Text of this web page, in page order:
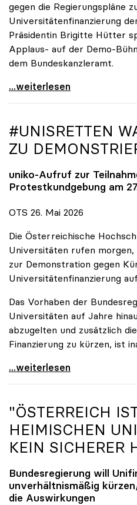
gegen die Regierungspläne
Universitätenfinanzierung
Präsidentin Brigitte Hütter
Applaus- auf der Demo-
dem Bundeskanzleramt.
\"Wir nehmen es nicht hin\":
...weiterlesen
#UNISRETTEN
ZU
uniko-Aufruf zur
Protestkundgebung am
OTS 26. Mai 2026
Die Österreichische
Universitäten rufen
zur Demonstration gegen
Universitätenfinanzierung
Das Vorhaben der
Universitäten auf Jahre
abzugelten und zusätzlich
Finanzierung zu kürzen, ist
#UnisRetten Warum es
...weiterlesen
"ÖSTERREICH
HEIMISCHEN
KEIN SICHERER
Bundesregierung will
unverhältnismäßig
die Auswirkungen